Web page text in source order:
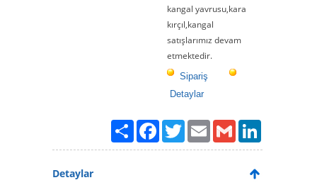
kangal yavrusu,kara
kırçıl,kangal
satışlarımız devam
etmektedir.
Sipariş
Detaylar
PaylaşFacebook
TwitterEmailGmail
Detaylar